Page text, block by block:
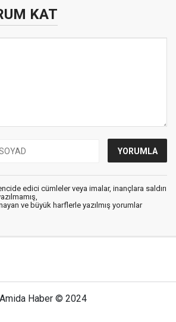
KAT
edici cümleler veya imalar, inançlara saldırı
ve büyük harflerle yazılmış yorumlar
Amida Haber © 2024